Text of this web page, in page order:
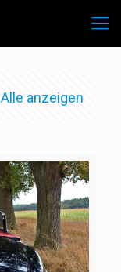
Alle anzeigen